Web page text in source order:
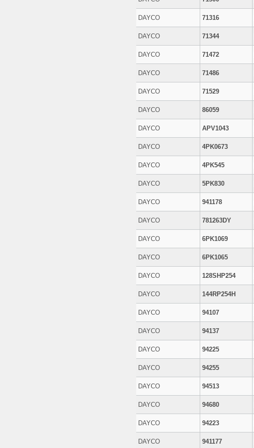
DAYCO 71316
DAYCO 71344
DAYCO 71472
DAYCO 71486
DAYCO 71529
DAYCO 86059
DAYCO APV1043
DAYCO 4PK0673
DAYCO 4PK545
DAYCO 5PK830
DAYCO 941178
DAYCO 781263DY
DAYCO 6PK1069
DAYCO 6PK1065
DAYCO 128SHP254
DAYCO 144RP254H
DAYCO 94107
DAYCO 94137
DAYCO 94225
DAYCO 94255
DAYCO 94513
DAYCO 94680
DAYCO 94223
DAYCO 941177